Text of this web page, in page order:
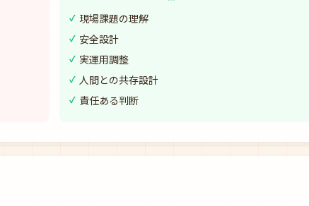
現場課題の理解
安全設計
実運用調整
人間との共存設計
責任ある判断